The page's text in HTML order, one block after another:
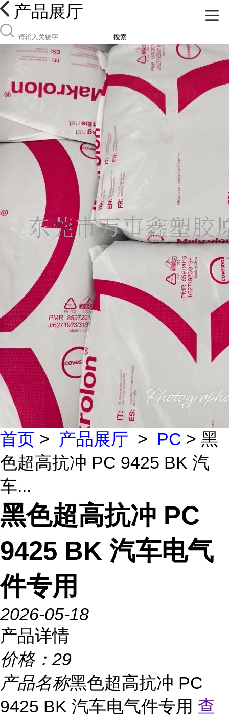
产品展厅
搜索
首页 > 产品展厅 > PC > 黑
色超高抗冲 PC 9425 BK 汽
车...
黑色超高抗冲 PC
9425 BK 汽车电气
件专用
2026-05-18
产品详情
价格： 29
产品名称黑色超高抗冲 PC
9425 BK 汽车电气件专用 查